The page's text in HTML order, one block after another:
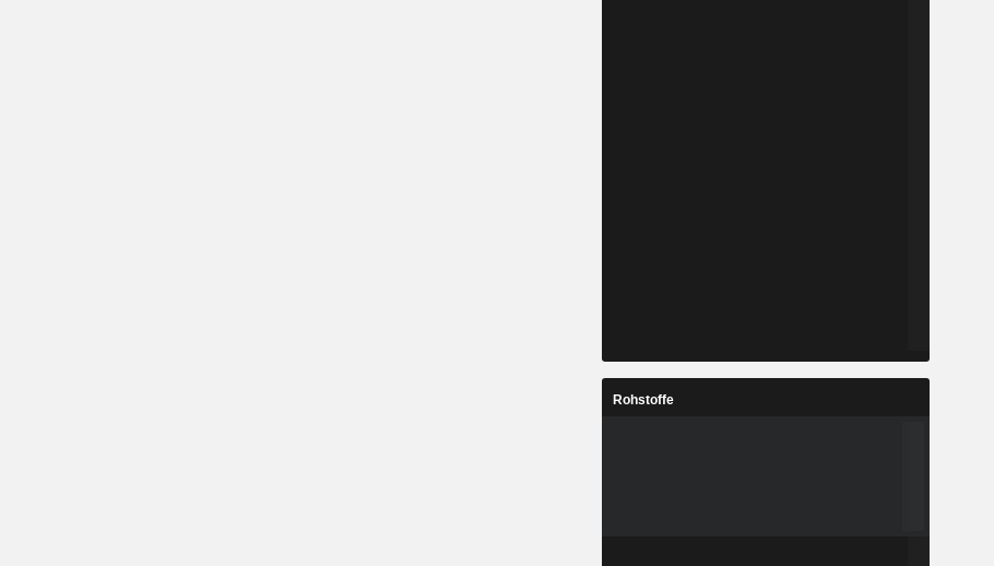
Rohstoffe